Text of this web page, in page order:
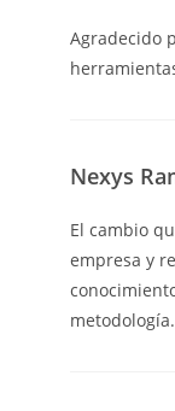
Agradecido
Nexys
El cambio
empresa y
metodología.